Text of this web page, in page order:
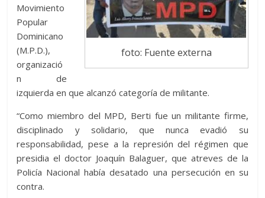
foto: Fuente externa
Movimiento
Popular
Dominicano
(M.P.D.),
organizació
n de
izquierda en que alcanzó categoría de militante.
“Como miembro del MPD, Berti fue un militante firme,
disciplinado y solidario, que nunca evadió su
responsabilidad, pese a la represión del régimen que
presidia el doctor Joaquín Balaguer, que atreves de la
Policía Nacional había desatado una persecución en su
contra.